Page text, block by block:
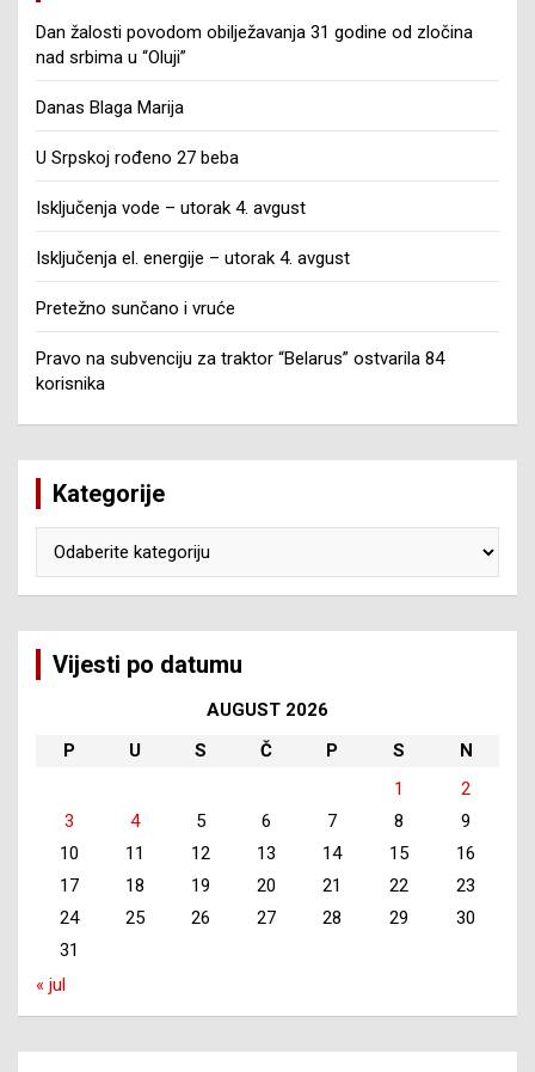
Dan žalosti povodom obilježavanja 31 godine od zločina
nad srbima u “Oluji”
Danas Blaga Marija
U Srpskoj rođeno 27 beba
Isključenja vode – utorak 4. avgust
Isključenja el. energije – utorak 4. avgust
Pretežno sunčano i vruće
Pravo na subvenciju za traktor “Belarus” ostvarila 84
korisnika
Kategorije
Vijesti po datumu
AUGUST 2026
P
U S Č P S
N
1
2
3
4 5 6 7 8
9
10
11 12 13 14 15
16
17
18 19 20 21 22
23
24
25 26 27 28 29
30
31
« jul